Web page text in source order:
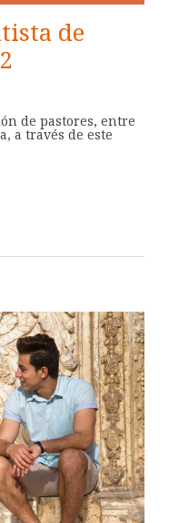
de
de pastores, entre
a través de este